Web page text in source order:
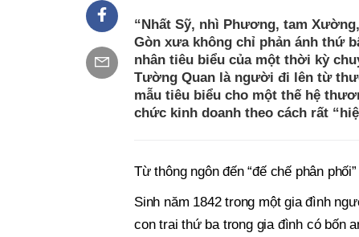
“Nhất Sỹ, nhì Phương, tam
Gòn xưa không chỉ phản ánh thứ
nhân tiêu biểu của một thời kỳ
Tường Quan là người đi lên từ
mẫu tiêu biểu cho một thế hệ
chức kinh doanh theo cách rất
Từ thông ngôn đến “đế chế phân phối”
Sinh năm 1842 trong một gia đình
con trai thứ ba trong gia đình có bốn